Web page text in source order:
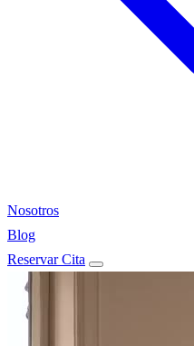
Nosotros
Blog
Reservar Cita